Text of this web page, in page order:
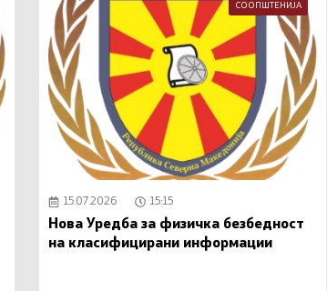
СООПШТЕНИЈА
15.07.2026 15:15
Нова Уредба за физичка безбедност
на класифицирани информации